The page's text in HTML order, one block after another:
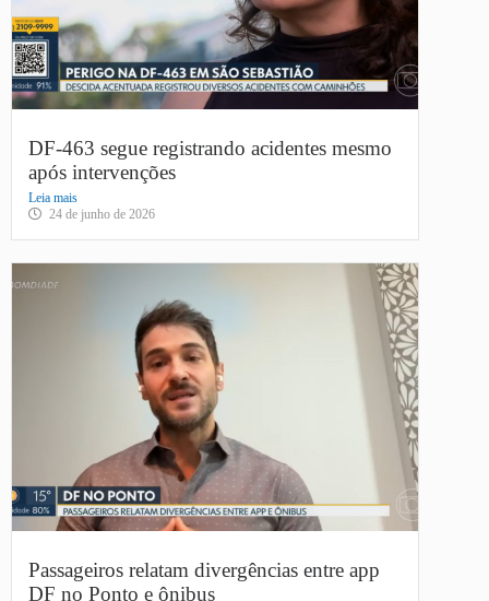
DF-463 segue registrando acidentes mesmo
após intervenções
Leia mais
24 de junho de 2026
Passageiros relatam divergências entre app
DF no Ponto e ônibus